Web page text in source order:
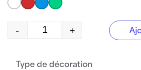
quantité de
- +
Type de décoration